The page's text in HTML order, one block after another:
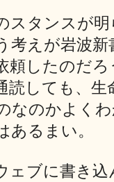
スタンスが
考えが岩波
頼したのだ
読しても、生
なのかよく
あるまい。
ェブに書き